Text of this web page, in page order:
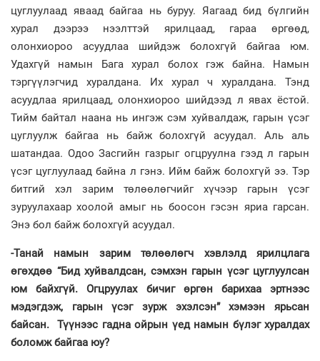
цуглуулаад яваад байгаа нь буруу. Яагаад бид бүлгийн
хурал дээрээ нээлттэй ярилцаад, гараа өргөөд,
олонхиороо асуудлаа шийдэж болохгүй байгаа юм.
Удахгүй намын Бага хурал болох гэж байна. Намын
тэргүүлэгчид хуралдана. Их хурал ч хуралдана. Тэнд
асуудлаа ярилцаад, олонхиороо шийдээд л явах ёстой.
Тийм байтал наана нь ингэж сэм хуйвалдаж, гарын үсэг
цуглуулж байгаа нь байж болохгүй асуудал. Аль аль
шатандаа. Одоо Засгийн газрыг огцруулна гээд л гарын
үсэг цуглуулаад байна л гэнэ. Ийм байж болохгүй ээ. Тэр
битгий хэл зарим төлөөлөгчийг хүчээр гарын үсэг
зуруулахаар хоолой амыг нь боосон гэсэн яриа гарсан.
Энэ бол байж болохгүй асуудал.
-Танай намын зарим төлөөлөгч хэвлэлд ярилцлага
өгөхдөө “Бид хуйвалдсан, сэмхэн гарын үсэг цуглуулсан
юм байхгүй. Огцруулах бичиг өргөн барихаа эртнээс
мэдэгдэж, гарын үсэг зурж эхэлсэн” хэмээн ярьсан
байсан. Түүнээс гадна ойрын үед намын бүлэг хуралдах
боломж байгаа юу?